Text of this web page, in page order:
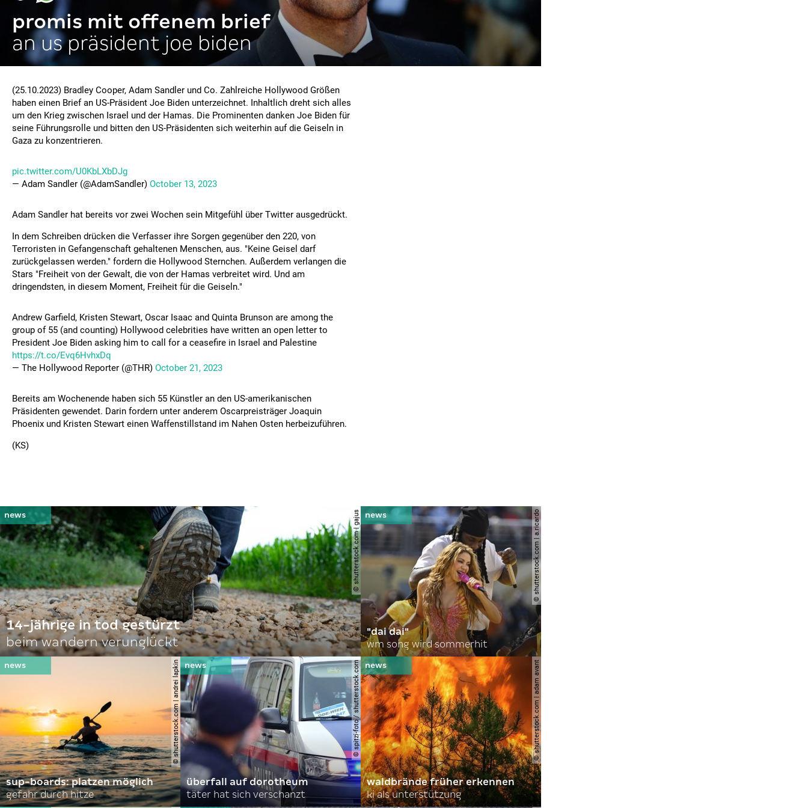
promis mit offenem brief
an us präsident joe biden
(25.10.2023) Bradley Cooper, Adam Sandler und Co. Zahlreiche Hollywood Größen
haben einen Brief an US-Präsident Joe Biden unterzeichnet. Inhaltlich dreht sich alles
um den Krieg zwischen Israel und der Hamas. Die Prominenten danken Joe Biden für
seine Führungsrolle und bitten den US-Präsidenten sich weiterhin auf die Geiseln in
Gaza zu konzentrieren.
pic.twitter.com/U0KbLXbDJg
— Adam Sandler (@AdamSandler) October 13, 2023
Adam Sandler hat bereits vor zwei Wochen sein Mitgefühl über Twitter ausgedrückt.
In dem Schreiben drücken die Verfasser ihre Sorgen gegenüber den 220, von
Terroristen in Gefangenschaft gehaltenen Menschen, aus. "Keine Geisel darf
zurückgelassen werden." fordern die Hollywood Sternchen. Außerdem verlangen die
Stars "Freiheit von der Gewalt, die von der Hamas verbreitet wird. Und am
dringendsten, in diesem Moment, Freiheit für die Geiseln."
Andrew Garfield, Kristen Stewart, Oscar Isaac and Quinta Brunson are among the
group of 55 (and counting) Hollywood celebrities have written an open letter to
President Joe Biden asking him to call for a ceasefire in Israel and Palestine
https://t.co/Evq6HvhxDq
— The Hollywood Reporter (@THR) October 21, 2023
Bereits am Wochenende haben sich 55 Künstler an den US-amerikanischen
Präsidenten gewendet. Darin fordern unter anderem Oscarpreisträger Joaquin
Phoenix und Kristen Stewart einen Waffenstillstand im Nahen Osten herbeizuführen.
(KS)
© shutterstock.com | gajus
14-jährige in tod gestürzt
beim wandern verunglückt
© shutterstock.com | a.ricardo
"dai dai"
wm song wird sommerhit
© shutterstock.com | andrei lapkin
sup-boards: platzen möglich
gefahr durch hitze
© spitzi-foto / shutterstock.com
überfall auf dorotheum
täter hat sich verschanzt
© shutterstock.com | adam avant
waldbrände früher erkennen
ki als unterstützung